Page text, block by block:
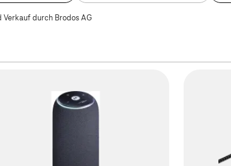
Verkauf durch Brodos AG